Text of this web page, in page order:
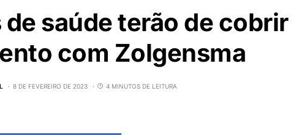
de saúde terão de cobrir
com Zolgensma
8 DE FEVEREIRO DE 2023 4 MINUTOS DE LEITURA